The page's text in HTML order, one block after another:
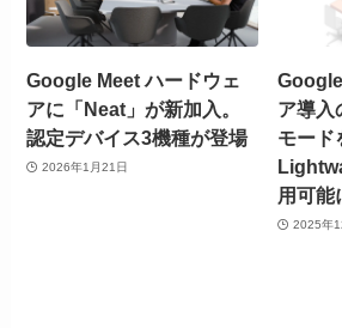
Google Meet ハードウェ
アに「Neat」が新加入。
認定デバイス3機種が登場
2026年1月21日
ア導入
モード
用可能
2025年